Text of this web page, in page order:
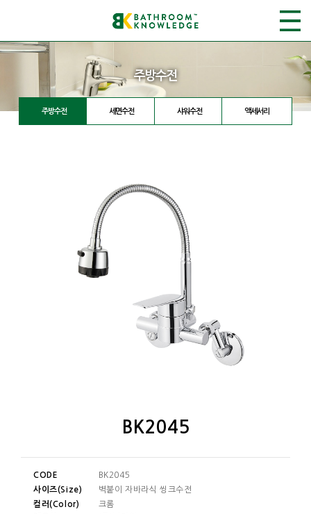
주방수전
주방수전 세면수전 샤워수전 액세서리
BK2045
CODE
BK2045
사이즈(Size)
벽붙이 자바라식 씽크수전
컬러(Color)
크롬